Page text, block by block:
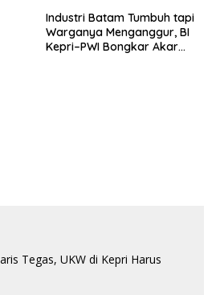
Industri Batam Tumbuh tapi
Warganya Menganggur, BI
Kepri–PWI Bongkar Akar